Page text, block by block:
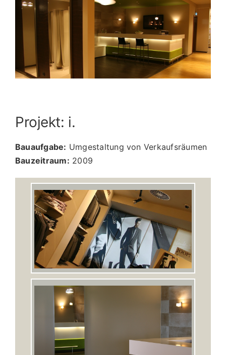
Image
Projekt: i.
Bauaufgabe: Umgestaltung von Verkaufsräumen
Bauzeitraum: 2009